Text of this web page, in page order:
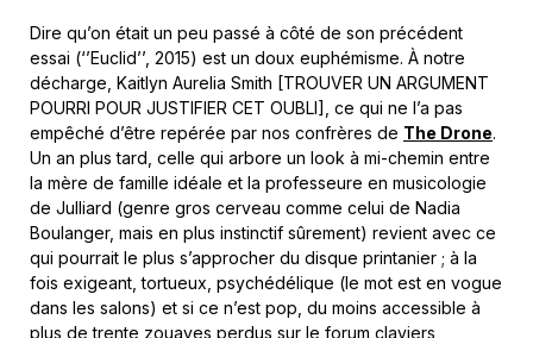
Dire qu’on était un peu passé à côté de son précédent
essai (‘’Euclid’’, 2015) est un doux euphémisme. À notre
décharge, Kaitlyn Aurelia Smith [TROUVER UN ARGUMENT
POURRI POUR JUSTIFIER CET OUBLI], ce qui ne l’a pas
empêché d’être repérée par nos confrères de The Drone.
Un an plus tard, celle qui arbore un look à mi-chemin entre
la mère de famille idéale et la professeure en musicologie
de Julliard (genre gros cerveau comme celui de Nadia
Boulanger, mais en plus instinctif sûrement) revient avec ce
qui pourrait le plus s’approcher du disque printanier ; à la
fois exigeant, tortueux, psychédélique (le mot est en vogue
dans les salons) et si ce n’est pop, du moins accessible à
plus de trente zouaves perdus sur le forum claviers